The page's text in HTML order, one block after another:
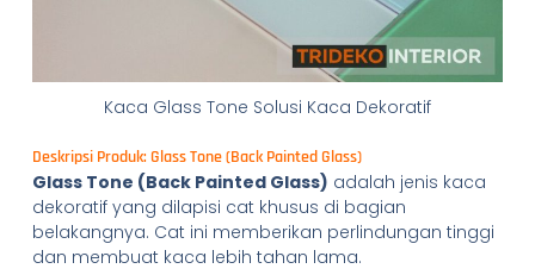
Kaca Glass Tone Solusi Kaca Dekoratif
Deskripsi Produk: Glass Tone (Back Painted Glass)
Glass Tone (Back Painted Glass) adalah jenis kaca
dekoratif yang dilapisi cat khusus di bagian
belakangnya. Cat ini memberikan perlindungan tinggi
dan membuat kaca lebih tahan lama.